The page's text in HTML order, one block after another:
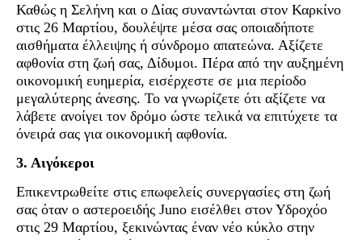
Καθώς η Σελήνη και ο Δίας συναντώνται στον Καρκίνο
στις 26 Μαρτίου, δουλέψτε μέσα σας οποιαδήποτε
αισθήματα έλλειψης ή σύνδρομο απατεώνα. Αξίζετε
αφθονία στη ζωή σας, Δίδυμοι. Πέρα από την αυξημένη
οικονομική ευημερία, εισέρχεστε σε μια περίοδο
μεγαλύτερης άνεσης. Το να γνωρίζετε ότι αξίζετε να
λάβετε ανοίγει τον δρόμο ώστε τελικά να επιτύχετε τα
όνειρά σας για οικονομική αφθονία.
3. Αιγόκεροι
Επικεντρωθείτε στις επωφελείς συνεργασίες στη ζωή
σας όταν ο αστεροειδής Juno εισέλθει στον Υδροχόο
στις 29 Μαρτίου, ξεκινώντας έναν νέο κύκλο στην